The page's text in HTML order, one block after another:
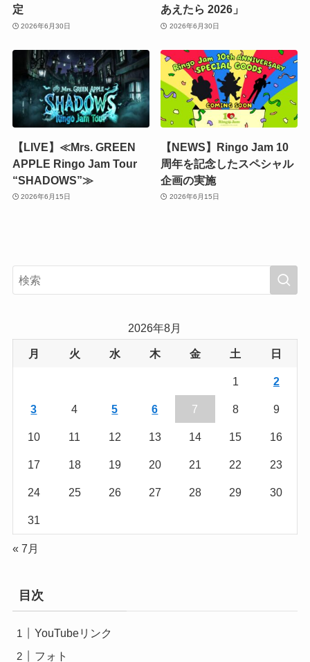
定
2026年6月30日
あえたら 2026」
2026年6月30日
【LIVE】≪Mrs. GREEN
APPLE Ringo Jam Tour
“SHADOWS”≫
2026年6月15日
【NEWS】Ringo Jam 10
周年を記念したスペシャル
企画の実施
2026年6月15日
2026年8月
月 火 水 木 金 土 日
1 2
3 4 5 6 7 8 9
10 11 12 13 14 15 16
17 18 19 20 21 22 23
24 25 26 27 28 29 30
31
« 7月
目次
YouTubeリンク
フォト